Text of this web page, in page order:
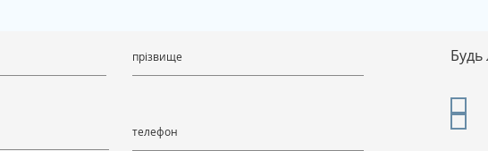
Будь